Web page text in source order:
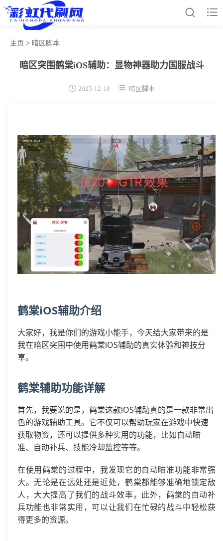


网站首页
三角容器
辅助卡盟
热门文章
关于我们
主页 > 暗区脚本
暗区突围鹤棠iOS辅助：显物神器助力国服战斗
 2025-12-18  暗区脚本
鹤棠iOS辅助介绍
大家好，我是你们的游戏小能手，今天给大家带来的是
我在暗区突围中使用鹤棠iOS辅助的真实体验和神技分
享。
鹤棠辅助功能详解
首先，我要说的是，鹤棠这款iOS辅助真的是一款非常出
色的游戏辅助工具。它不仅可以帮助玩家在游戏中快速
获取物资，还可以提供多种实用的功能，比如自动瞄
准、自动补兵、技能冷却监控等等。
在使用鹤棠的过程中，我发现它的自动瞄准功能非常强
大。无论是在远处还是近处，鹤棠都能够准确地锁定敌
人，大大提高了我们的战斗效率。此外，鹤棠的自动补
兵功能也非常实用，可以让我们在忙碌的战斗中轻松获
得更多的资源。